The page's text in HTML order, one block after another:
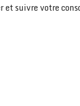
et suivre votre